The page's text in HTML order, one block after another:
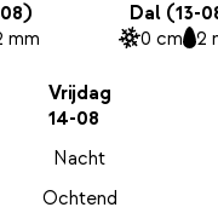
mm
Dal (13-
0 cm 2
Vrijdag
14-08
Nacht
Ochtend